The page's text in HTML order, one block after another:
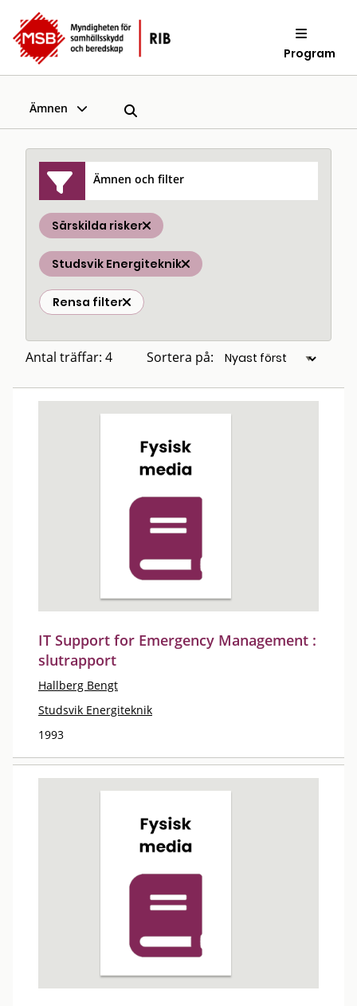
Program
Ämnen
Ämnen och filter
Särskilda risker
Studsvik Energiteknik
Rensa filter
Antal träffar: 4 Sortera på:
IT Support for Emergency Management :
slutrapport
Hallberg Bengt
Studsvik Energiteknik
1993